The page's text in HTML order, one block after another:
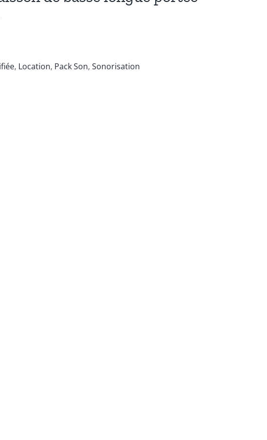
, Location, Pack Son, Sonorisation